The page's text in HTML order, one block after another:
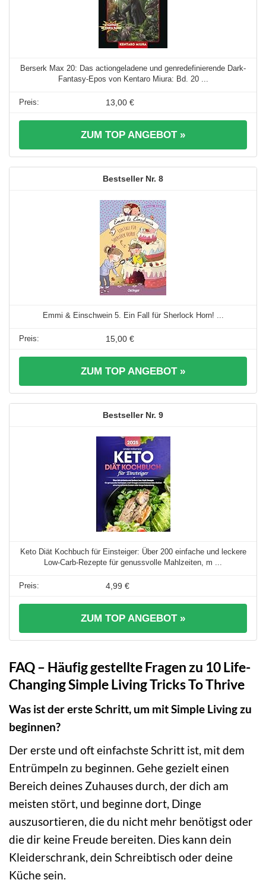
Berserk Max 20: Das actiongeladene und genredefinierende Dark-
Fantasy-Epos von Kentaro Miura: Bd. 20 ...
13,00 €
ZUM TOP ANGEBOT »
8
Emmi & Einschwein 5. Ein Fall für Sherlock Horn! ...
15,00 €
ZUM TOP ANGEBOT »
9
Keto Diät Kochbuch für Einsteiger: Über 200 einfache und leckere
Low-Carb-Rezepte für genussvolle Mahlzeiten, m ...
4,99 €
ZUM TOP ANGEBOT »
FAQ – Häufig gestellte Fragen zu 10 Life-
Changing Simple Living Tricks To Thrive
Was ist der erste Schritt, um mit Simple Living zu
beginnen?
Der erste und oft einfachste Schritt ist, mit dem
Entrümpeln zu beginnen. Gehe gezielt einen
Bereich deines Zuhauses durch, der dich am
meisten stört, und beginne dort, Dinge
auszusortieren, die du nicht mehr benötigst oder
die dir keine Freude bereiten. Dies kann dein
Kleiderschrank, dein Schreibtisch oder deine
Küche sein.